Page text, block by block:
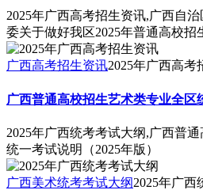
2025年广西高考招生资讯,广西自
委关于做好我区2025年普通高校招
广西高考招生资讯2025年广西高考
广西普通高校招生艺术类专业全区
2025年广西统考考试大纲,广西普
统一考试说明（2025年版）
广西美术统考考试大纲2025年广西